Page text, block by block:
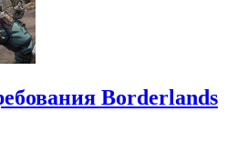
Borderlands